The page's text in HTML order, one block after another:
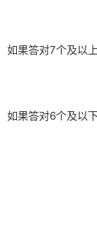
如果答对7个及以
如果答对6个及以